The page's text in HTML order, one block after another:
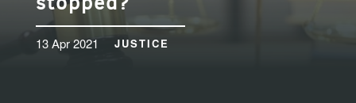
13 Apr 2021 JUSTICE